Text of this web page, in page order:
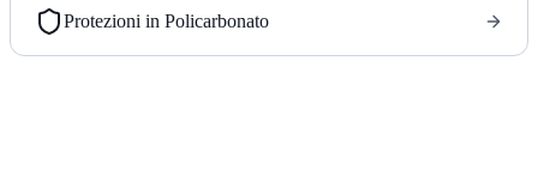
Protezioni in Policarbonato